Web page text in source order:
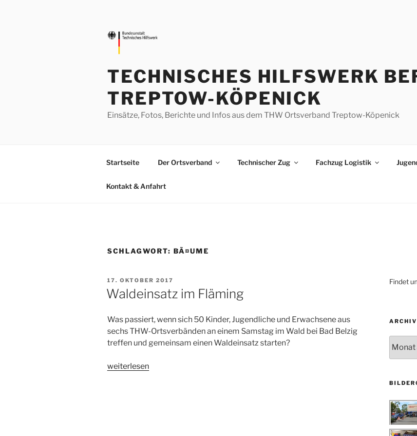
TECHNISCHES HILFSWERK
TREPTOW-KÖPENICK
Einsätze, Fotos, Berichte und Infos aus dem THW Ortsverband Treptow-Köpenick
Startseite Der Ortsverband Technischer Zug Fachzug Logistik
Kontakt & Anfahrt
SCHLAGWORT: BÃ¤UME
VERÖFFENTLICHT
AM
17. OKTOBER 2017
Waldeinsatz im Fläming
Was passiert, wenn sich 50 Kinder, Jugendliche und Erwachsene aus
sechs THW-Ortsverbänden an einem Samstag im Wald bei Bad Belzig
treffen und gemeinsam einen Waldeinsatz starten?
„Waldeinsatz
weiterlesen
Findet
ARCHIV